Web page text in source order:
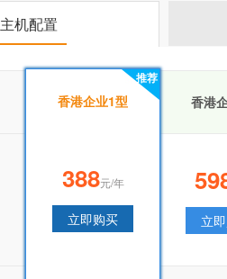
主机配置
推荐
香港企业1型 香港
388元/年
立即购买 立
推荐
香港企业1型
388元/年
立即购买